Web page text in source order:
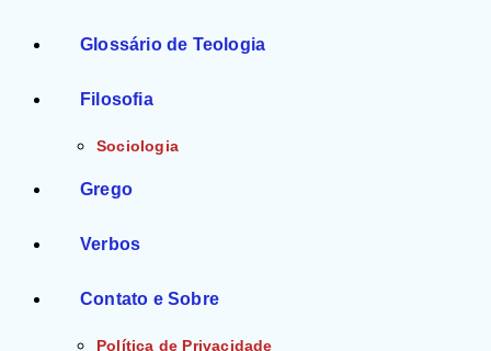
Glossário de Teologia
Filosofia
Sociologia
Grego
Verbos
Contato e Sobre
Política de Privacidade